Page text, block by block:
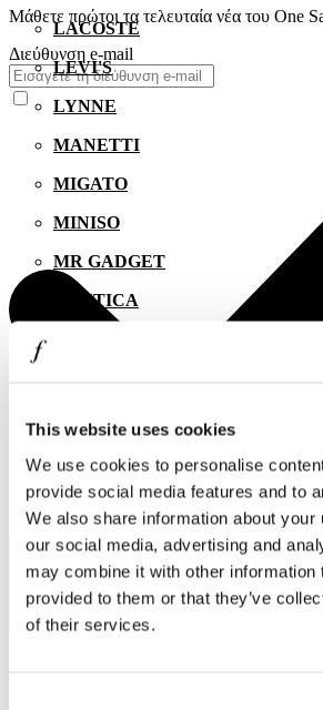
This website uses cookies
We use cookies to personalise
provide social media features and to
We also share information about your
our social media, advertising and
may combine it with other information
provided to them or that they’ve
of their services.
LACOSTE
LEVI'S
LYNNE
MANETTI
MIGATO
MINISO
MR GADGET
NAUTICA
OXETTE
OXFORD COMPANY
PAKKETO
PINKO
Μάθετε πρώτοι τα τελευταία νέα του One
Διεύθυνση e-mail
Συμφωνώ με τηνΠολιτική Απορρήτου.
ΕΓΓΡΑΦΗ